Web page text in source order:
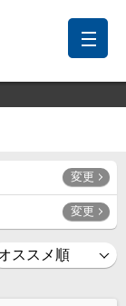
変更
変更